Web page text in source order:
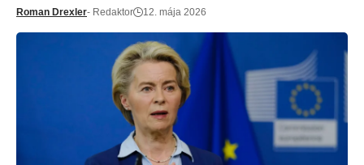
Roman Drexler- Redaktor 12. mája 2026